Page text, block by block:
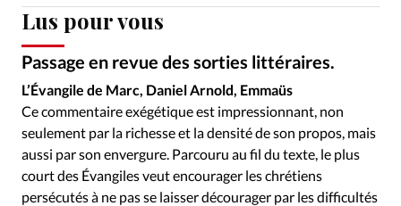
Tous les articles
Faire un don
Emploi
Se connecter
Édition: Internationale
Devise: CHF
Lus pour vous
Passage en revue des sorties littéraires.
L’Évangile de Marc, Daniel Arnold, Emmaüs
Ce commentaire exégétique est impressionnant, non
seulement par la richesse et la densité de son propos, mais
aussi par son envergure. Parcouru au fil du texte, le plus
court des Évangiles veut encourager les chrétiens
persécutés à ne pas se laisser décourager par les difficultés